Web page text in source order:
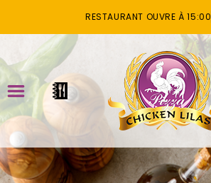
RESTAURANT OUVRE À 15:00
ACCUEIL